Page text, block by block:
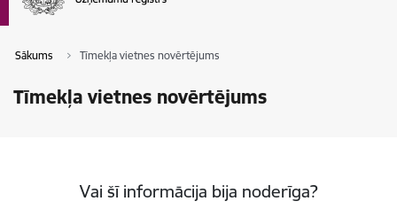
Sākums Tīmekļa vietnes novērtējums
Tīmekļa vietnes novērtējums
Vai šī informācija bija noderīga?